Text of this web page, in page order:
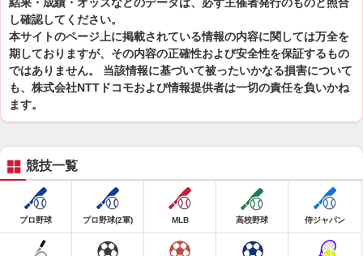
し確認してください。
本サイトのページ上に掲載されている情報の内容に関しては万全を
期しておりますが、その内容の正確性および安全性を保証するもの
ではありません。 当該情報に基づいて被ったいかなる損害について
も、株式会社NTTドコモおよび情報提供者は一切の責任を負いかね
ます。
競技一覧
プロ野球 プロ野球(2軍) MLB 高校野球 侍ジャパン